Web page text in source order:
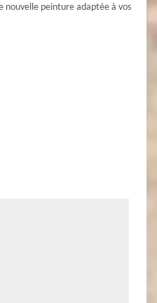
nouvelle peinture adaptée à vos